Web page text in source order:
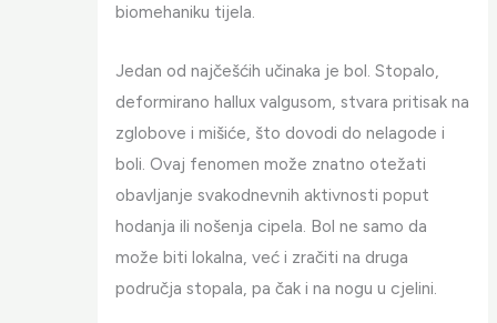
biomehaniku tijela.
Jedan od najčešćih učinaka je bol. Stopalo,
deformirano hallux valgusom, stvara pritisak na
zglobove i mišiće, što dovodi do nelagode i
boli. Ovaj fenomen može znatno otežati
obavljanje svakodnevnih aktivnosti poput
hodanja ili nošenja cipela. Bol ne samo da
može biti lokalna, već i zračiti na druga
područja stopala, pa čak i na nogu u cjelini.